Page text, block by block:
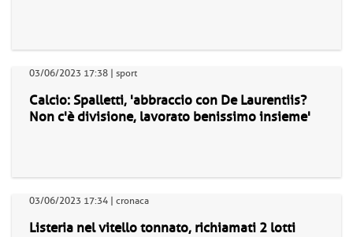
03/06/2023 17:38 | sport
Calcio: Spalletti, 'abbraccio con De Laurentiis?
Non c'è divisione, lavorato benissimo insieme'
03/06/2023 17:34 | cronaca
Listeria nel vitello tonnato, richiamati 2 lotti